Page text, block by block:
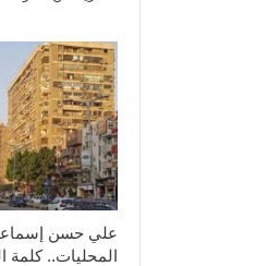
علي حسن
المحليات.. كلمة